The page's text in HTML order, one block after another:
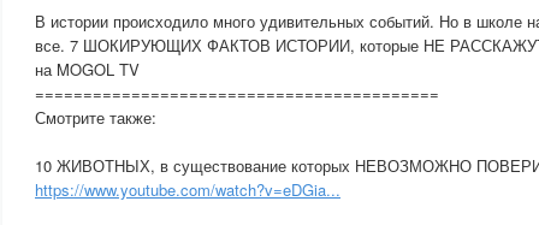
В истории происходило много удивительных событий. Но в школе
все. 7 ШОКИРУЮЩИХ ФАКТОВ ИСТОРИИ, которые НЕ
на MOGOL TV
==========================­­­­­­­­­­­­­­­­­­­­­­­­­­­­­­­­­­­­­­­­==============­­=­­­=
Смотрите также:
10 ЖИВОТНЫХ, в существование которых НЕВОЗМОЖНО
https://www.youtube.com/watch?v=eDGia...